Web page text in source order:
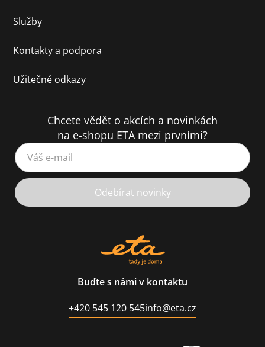
Služby
Kontakty a podpora
Užitečné odkazy
Chcete vědět o akcích a novinkách
na e-shopu ETA mezi prvními?
Váš e-mail
Odebírat novinky
Buďte s námi v kontaktu
+420 545 120 545info@eta.cz